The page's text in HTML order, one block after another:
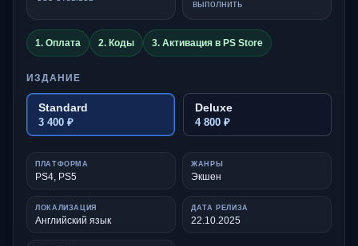
выполнить
1. Оплата 2. Коды 3. Активация в PS Store
ИЗДАНИЕ
Standard
3 400 ₽
Deluxe
4 800 ₽
ПЛАТФОРМА
PS4, PS5
ЖАНРЫ
Экшен
ЛОКАЛИЗАЦИЯ
Английский язык
ДАТА РЕЛИЗА
22.10.2025